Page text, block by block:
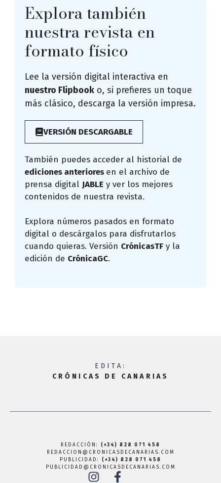
Explora también
nuestra revista en
formato físico
Lee la versión digital interactiva en
nuestro Flipbook o, si prefieres un toque
más clásico, descarga la versión impresa.
VERSIÓN DESCARGABLE
También puedes acceder al historial de
ediciones anteriores en el archivo de
prensa digital JABLE y ver los mejores
contenidos de nuestra revista.
Explora números pasados en formato
digital o descárgalos para disfrutarlos
cuando quieras. Versión CrónicasTF y la
edición de CrónicaGC.
EDITA:
CRÓNICAS DE CANARIAS
REDACCIÓN: (+34) 828 071 458
REDACCION@CRONICASDECANARIAS.COM
PUBLICIDAD: (+34) 828 071 458
PUBLICIDAD@CRONICASDECANARIAS.COM